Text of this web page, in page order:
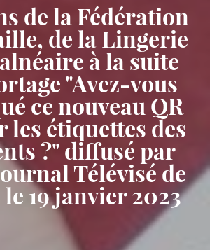
de la Fédération
de la Lingerie
à la suite
"Avez-vous
ce nouveau QR
les étiquettes des
?" diffusé par
Télévisé de
19 janvier 2023